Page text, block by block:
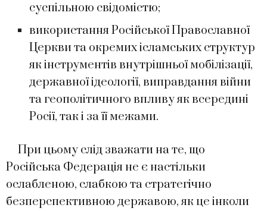
суспільною свідомістю;
використання Російської Православної
Церкви та окремих ісламських структур
як інструментів внутрішньої мобілізації,
державної ідеології, виправдання війни
та геополітичного впливу як всередині
Росії, так і за її межами.
При цьому слід зважати на те, що
Російська Федерація не є настільки
ослабленою, слабкою та стратегічно
безперспективною державою, як це інколи